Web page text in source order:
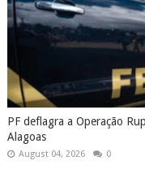
PF deflagra a Operação
Alagoas
August 04, 2026 0